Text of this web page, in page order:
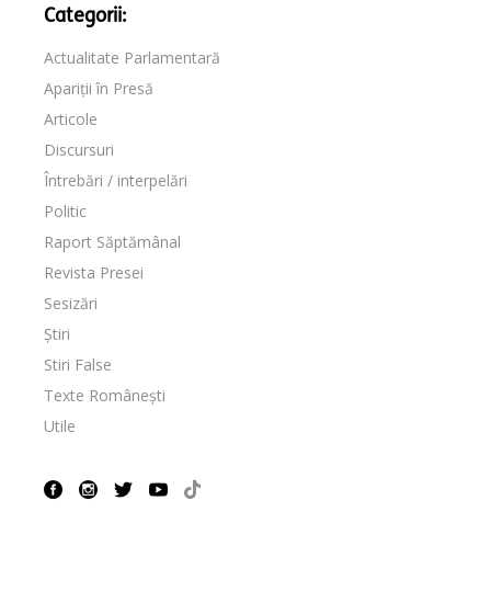
Categorii:
Actualitate Parlamentară
Apariții în Presă
Articole
Discursuri
Întrebări / interpelări
Politic
Raport Săptămânal
Revista Presei
Sesizări
Știri
Stiri False
Texte Românești
Utile